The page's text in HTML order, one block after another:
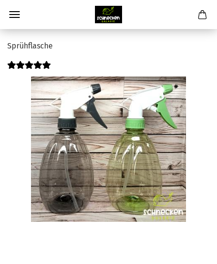
Sprühflasche